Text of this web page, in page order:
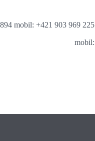
mobil: +421 903 969 225
mobil: